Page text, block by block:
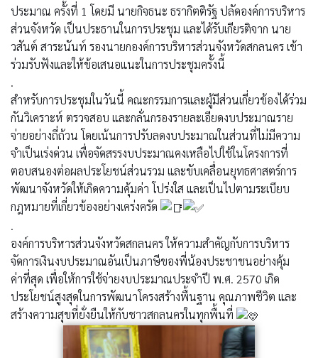
ประมาณ ครั้งที่ 1 โดยมี นายกิจธนะ ธรากิตติรัฐ ปลัดองค์การบริหาร
ส่วนจังหวัด เป็นประธานในการประชุม และได้รับเกียรติจาก นาย
วสันต์ สาระนันท์ รองนายกองค์การบริหารส่วนจังหวัดสกลนคร เข้า
ร่วมรับฟังและให้ข้อเสนอแนะในการประชุมครั้งนี้
.
สำหรับการประชุมในวันนี้ คณะกรรมการและผู้มีส่วนเกี่ยวข้องได้ร่วม
กันวิเคราะห์ ตรวจสอบ และกลั่นกรองรายละเอียดงบประมาณราย
จ่ายอย่างถี่ถ้วน โดยเน้นการปรับลดงบประมาณในส่วนที่ไม่มีความ
จำเป็นเร่งด่วน เพื่อจัดสรรงบประมาณคงเหลือไปใช้ในโครงการที่
ตอบสนองต่อผลประโยชน์ส่วนรวม และขับเคลื่อนยุทธศาสตร์การ
พัฒนาจังหวัดให้เกิดความคุ้มค่า โปร่งใส และเป็นไปตามระเบียบ
กฎหมายที่เกี่ยวข้องอย่างเคร่งครัด
.
องค์การบริหารส่วนจังหวัดสกลนคร ให้ความสำคัญกับการบริหาร
จัดการเงินงบประมาณอันเป็นภาษีของพี่น้องประชาชนอย่างคุ้ม
ค่าที่สุด เพื่อให้การใช้จ่ายงบประมาณประจำปี พ.ศ. 2570 เกิด
ประโยชน์สูงสุดในการพัฒนาโครงสร้างพื้นฐาน คุณภาพชีวิต และ
สร้างความสุขที่ยั่งยืนให้กับชาวสกลนครในทุกพื้นที่